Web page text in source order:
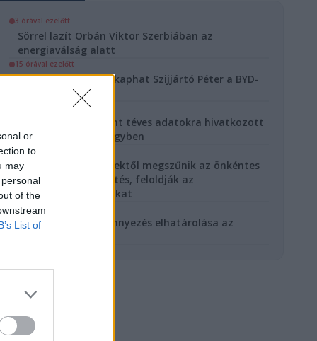
or
to
may
of the
List of
3 órával ezelőtt
Sörrel lazít Orbán Viktor Szerbiában az
energiaválság alatt
15 órával ezelőtt
Akár három évet is kaphat Szijjártó Péter a BYD-
16 órával ezelőtt
Gajdos László szerint téves adatokra hivatkozott
Hadházy a MOHU ügyben
17 órával ezelőtt
Magyar Péter: péntektől megszűnik az önkéntes
fogyasztáscsökkentés, feloldják az
energiakorlátozásokat
18 órával ezelőtt
Megkezdődik a szennyezés elhatárolása az